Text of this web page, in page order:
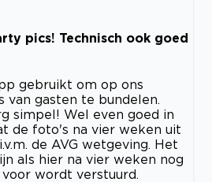
pics! Technisch ook goed
gebruikt om op ons
gasten te bundelen.
simpel! Wel even goed in
de foto's na vier weken uit
de AVG wetgeving. Het
als hier na vier weken nog
wordt verstuurd.